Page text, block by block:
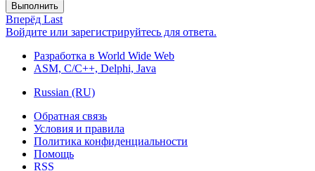
Выполнить
Вперёд Last
Войдите или зарегистрируйтесь для ответа.
Разработка в World Wide Web
ASM, С/С++, Delphi, Java
Russian (RU)
Обратная связь
Условия и правила
Политика конфиденциальности
Помощь
RSS